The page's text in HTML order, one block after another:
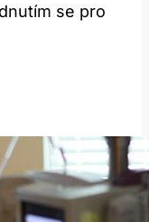
se pro